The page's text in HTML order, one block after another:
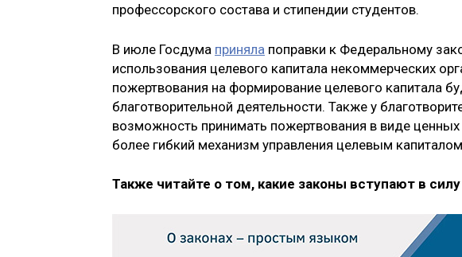
профессорского состава и стипендии студентов.
В июле Госдума приняла поправки к Федеральному
использования целевого капитала некоммерческих
пожертвования на формирование целевого капитала
благотворительной деятельности. Также у
возможность принимать пожертвования в виде ценных
более гибкий механизм управления целевым
Также читайте о том, какие законы вступают в силу